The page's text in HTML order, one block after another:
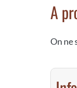
A
On ne